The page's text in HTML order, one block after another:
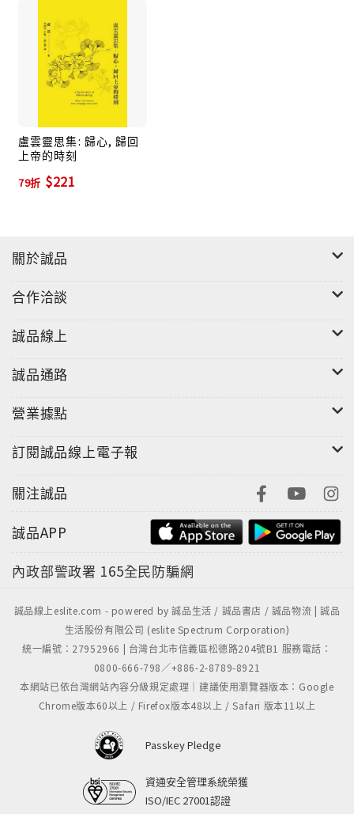
盧雲靈思集: 歸心, 歸回
上帝的時刻
79折 $221
關於誠品
合作洽談
誠品線上
誠品通路
營業據點
訂閱誠品線上電子報
關注誠品
誠品APP
內政部警政署 165全民防騙網
誠品線上eslite.com - powered by 誠品生活 / 誠品書店 / 誠品物流 | 誠品
生活股份有限公司 (eslite Spectrum Corporation)
統一編號：27952966 | 台灣台北市信義區松德路204號B1 服務電話：
0800-666-798／+886-2-8789-8921
本網站已依台灣網站內容分級規定處理｜建議使用瀏覽器版本：Google
Chrome版本60以上 / Firefox版本48以上 / Safari 版本11以上
Passkey Pledge
資通安全管理系統榮獲
ISO/IEC 27001認證